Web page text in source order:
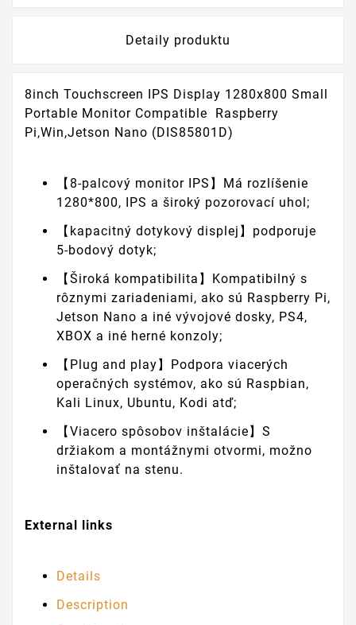
Detaily produktu
8inch Touchscreen IPS Display 1280x800 Small
Portable Monitor Compatible Raspberry
Pi,Win,Jetson Nano (DIS85801D)
【8-palcový monitor IPS】Má rozlíšenie
1280*800, IPS a široký pozorovací uhol;
【kapacitný dotykový displej】podporuje
5-bodový dotyk;
【Široká kompatibilita】Kompatibilný s
rôznymi zariadeniami, ako sú Raspberry Pi,
Jetson Nano a iné vývojové dosky, PS4,
XBOX a iné herné konzoly;
【Plug and play】Podpora viacerých
operačných systémov, ako sú Raspbian,
Kali Linux, Ubuntu, Kodi atď;
【Viacero spôsobov inštalácie】S
držiakom a montážnymi otvormi, možno
inštalovať na stenu.
External links
Details
Description